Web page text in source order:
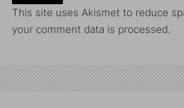
This site uses Akismet to reduce
your comment data is processed.